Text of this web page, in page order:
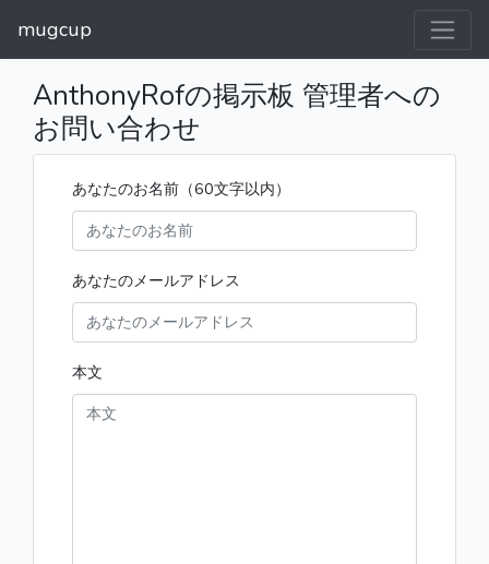
mugcup
AnthonyRofの掲示板 管理者への
お問い合わせ
あなたのお名前（60文字以内）
あなたのメールアドレス
本文